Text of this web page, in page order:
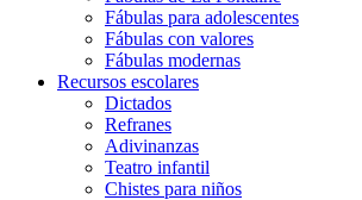
Fábulas para adolescentes
Fábulas con valores
Fábulas modernas
Recursos escolares
Dictados
Refranes
Adivinanzas
Teatro infantil
Chistes para niños